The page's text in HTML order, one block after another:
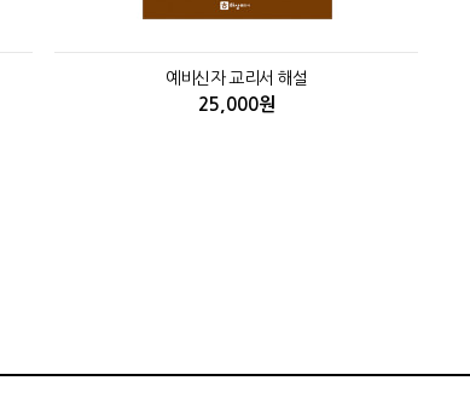
예비신자 교리서 해설
25,000원